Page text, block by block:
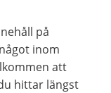
på
inom
att
hittar längst